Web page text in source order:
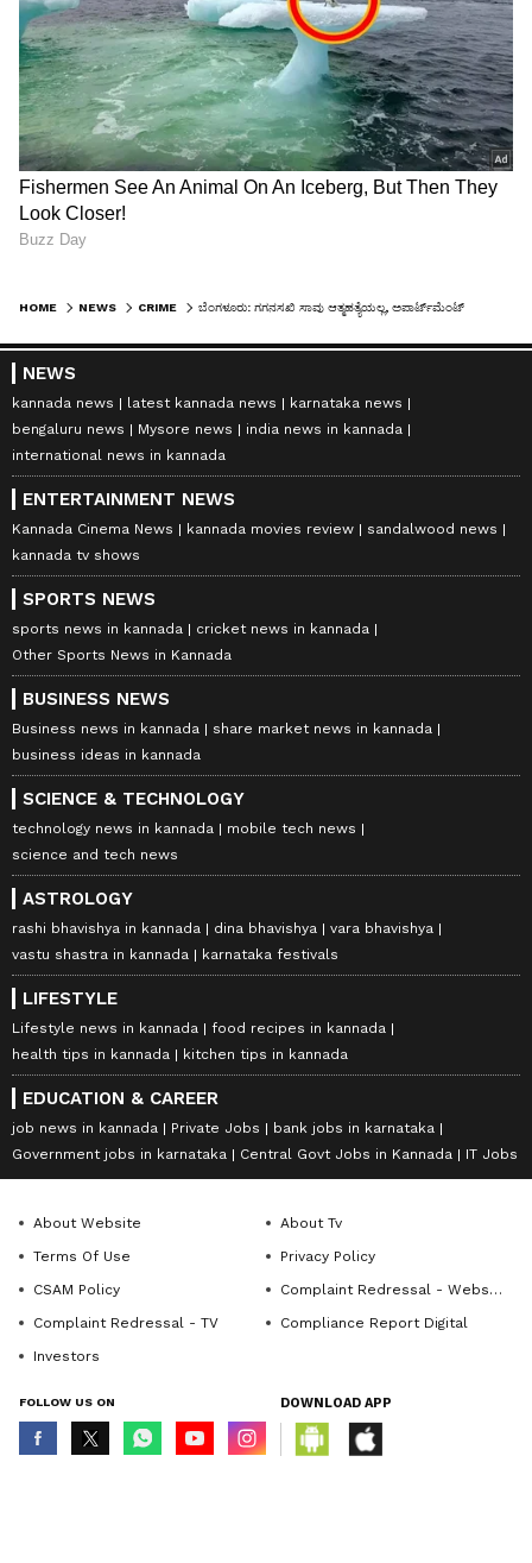
HOME NEWS CRIME
NEWS
kannada news latest kannada news
karnataka news
bengaluru news
Mysore news
india news in kannada
international news in kannada
ENTERTAINMENT NEWS
Kannada Cinema News kannada movies review
sandalwood news
kannada tv shows
SPORTS NEWS
sports news in kannada
cricket news in kannada
Other Sports News in Kannada
BUSINESS NEWS
Business news in kannada
share market news in kannada
business ideas in kannada
SCIENCE & TECHNOLOGY
technology news in kannada
mobile tech news
science and tech news
ASTROLOGY
rashi bhavishya in kannada dina bhavishya
vara bhavishya
vastu shastra in kannada
karnataka festivals
LIFESTYLE
Lifestyle news in kannada
food recipes in kannada
health tips in kannada
kitchen tips in kannada
EDUCATION & CAREER
job news in kannada Private Jobs
bank jobs in karnataka
Government jobs in karnataka
Central Govt Jobs in Kannada IT Jobs
About Website
About Tv
Terms Of Use
Privacy Policy
CSAM Policy
Complaint Redressal - Website
Complaint Redressal - TV
Compliance Report Digital
Investors
FOLLOW US ON DOWNLOAD APP